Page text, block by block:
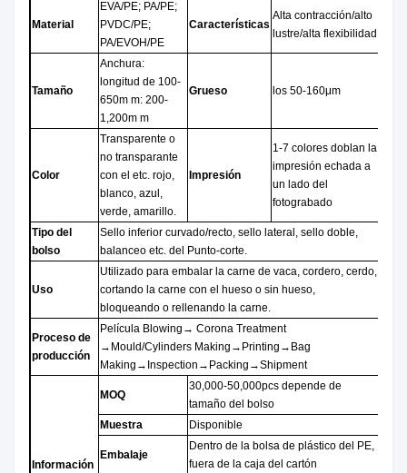
Material
EVA/PE; PA/PE;
PVDC/PE;
PA/EVOH/PE
Características
Alta contracción/alto
lustre/alta flexibilidad
Tamaño
Anchura:
longitud de 100-
650m m: 200-
1,200m m
Grueso los 50-160μm
Color
Transparente o
no transparante
con el etc. rojo,
blanco, azul,
verde, amarillo.
Impresión
1-7 colores doblan la
impresión echada a
un lado del
fotograbado
Tipo del
bolso
Sello inferior curvado/recto, sello lateral, sello doble,
balanceo etc. del Punto-corte.
Uso
Utilizado para embalar la carne de vaca, cordero, cerdo,
cortando la carne con el hueso o sin hueso,
bloqueando o rellenando la carne.
Proceso de
producción
Película Blowing→ Corona Treatment
→Mould/Cylinders Making→Printing→Bag
Making→Inspection→Packing→Shipment
Información
MOQ
30,000-50,000pcs depende de
tamaño del bolso
Muestra
Disponible
Embalaje
Dentro de la bolsa de plástico del PE,
fuera de la caja del cartón